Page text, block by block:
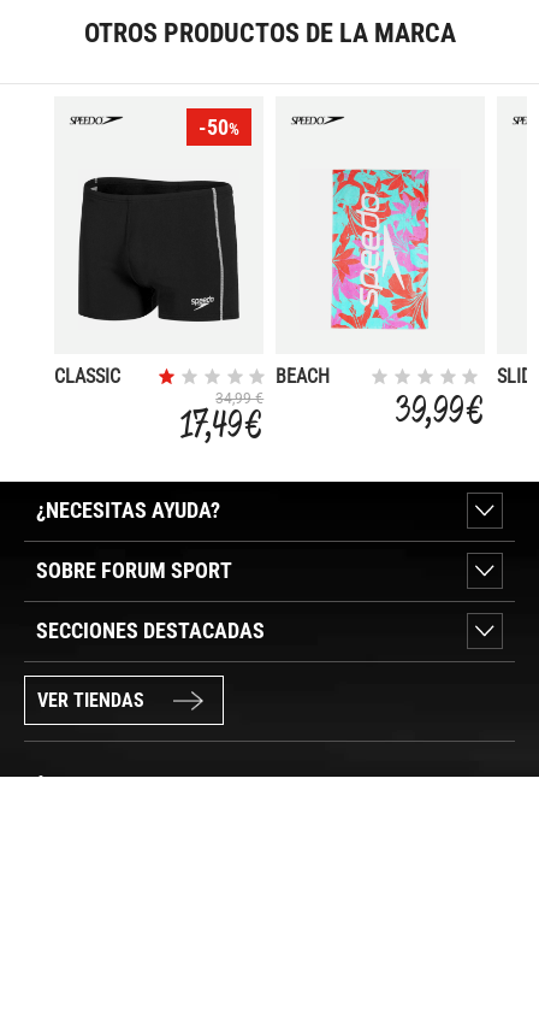
OTROS PRODUCTOS DE LA MARCA
-50%
CLASSIC
34,99 €
17,49 €
BEACH
39,99 €
¿NECESITAS AYUDA?
SOBRE FORUM SPORT
SECCIONES DESTACADAS
VER TIENDAS